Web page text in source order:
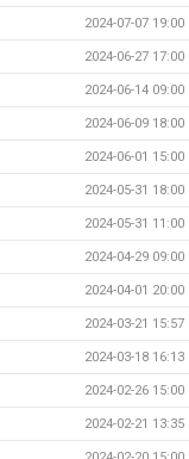
2024-07-07 19:00
2024-06-27 17:00
2024-06-14 09:00
2024-06-09 18:00
2024-06-01 15:00
2024-05-31 18:00
2024-05-31 11:00
2024-04-29 09:00
2024-04-01 20:00
2024-03-21 15:57
2024-03-18 16:13
2024-02-26 15:00
2024-02-21 13:35